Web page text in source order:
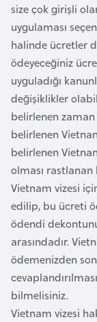
size çok girişli
uygulaması
halinde ücretler
ödeyeceğiniz
uyguladığı
değişiklikler
belirlenen
belirlenen
belirlenen
olması rastlanan
Vietnam vizesi
edilip, bu ücreti
ödendi
arasındadır.
ödemenizden
bilmelisiniz.
Vietnam vizesi
G
r
e
n
a
d
a
G
ü
n
e
y
K
o
r
e